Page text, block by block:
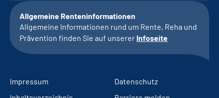
Allgemeine Renteninformationen
Allgemeine Informationen rund um Rente, Reha und
Prävention finden Sie auf unserer Infoseite
Impressum
Datenschutz